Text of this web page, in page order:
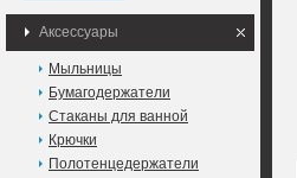
Аксессуары
Мыльницы
Бумагодержатели
Стаканы для ванной
Крючки
Полотенцедержатели